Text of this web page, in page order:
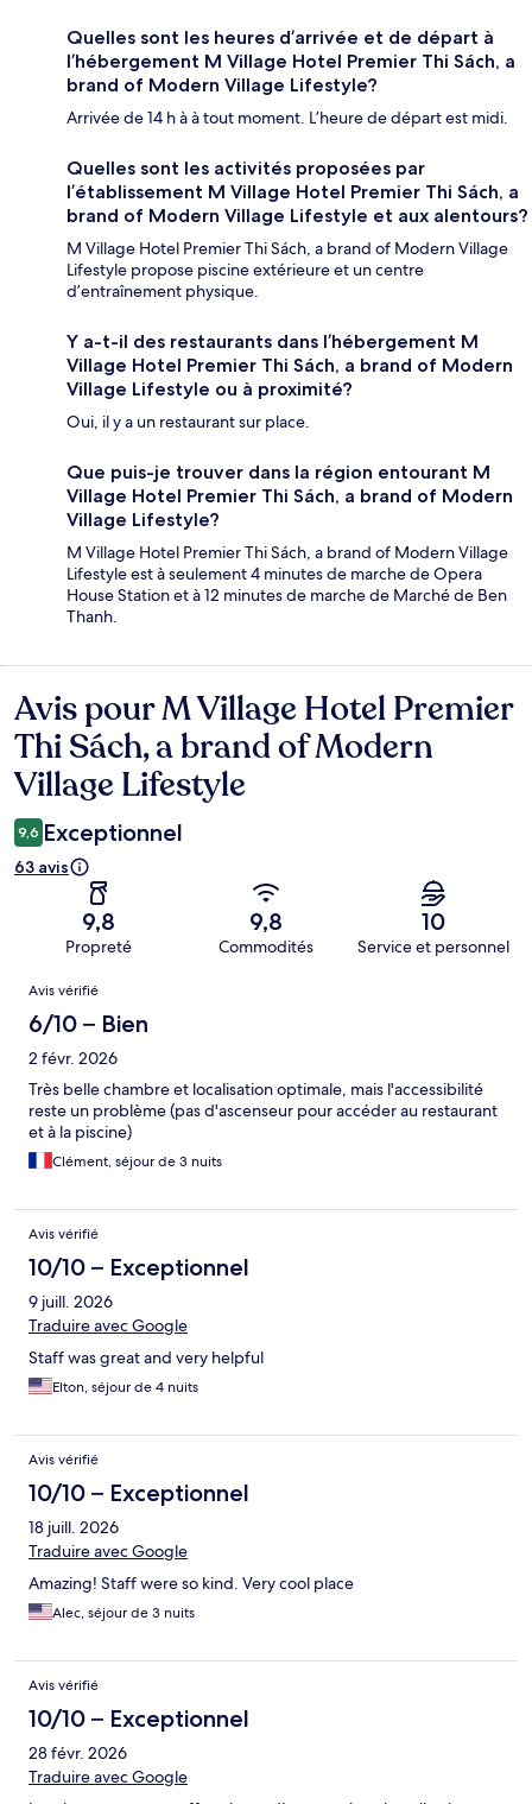
Quelles sont les heures d’arrivée et de départ à
l’hébergement M Village Hotel Premier Thi Sách, a
brand of Modern Village Lifestyle?
Arrivée de 14 h à à tout moment. L’heure de départ est midi.
Quelles sont les activités proposées par
l’établissement M Village Hotel Premier Thi Sách, a
brand of Modern Village Lifestyle et aux alentours?
M Village Hotel Premier Thi Sách, a brand of Modern Village
Lifestyle propose piscine extérieure et un centre
d’entraînement physique.
Y a-t-il des restaurants dans l’hébergement M
Village Hotel Premier Thi Sách, a brand of Modern
Village Lifestyle ou à proximité?
Oui, il y a un restaurant sur place.
Que puis-je trouver dans la région entourant M
Village Hotel Premier Thi Sách, a brand of Modern
Village Lifestyle?
M Village Hotel Premier Thi Sách, a brand of Modern Village
Lifestyle est à seulement 4 minutes de marche de Opera
House Station et à 12 minutes de marche de Marché de Ben
Thanh.
Avis
Avis pour M Village Hotel Premier
Thi Sách, a brand of Modern
Village Lifestyle
9,6 Exceptionnel
63 avis
9,8
Propreté
9,8
Commodités
10
Service et personnel
Avis
Avis vérifié
6/10 – Bien
2 févr. 2026
Très belle chambre et localisation optimale, mais l'accessibilité
reste un problème (pas d'ascenseur pour accéder au restaurant
et à la piscine)
Clément, séjour de 3 nuits
Avis vérifié
10/10 – Exceptionnel
9 juill. 2026
Traduire avec Google
Staff was great and very helpful
Elton, séjour de 4 nuits
Avis vérifié
10/10 – Exceptionnel
18 juill. 2026
Traduire avec Google
Amazing! Staff were so kind. Very cool place
Alec, séjour de 3 nuits
Avis vérifié
10/10 – Exceptionnel
28 févr. 2026
Traduire avec Google